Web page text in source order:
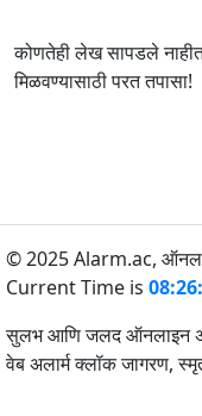
कोणतेही लेख सापडले
मिळवण्यासाठी परत तपासा!
© 2025 Alarm.ac,
Current Time is
सुलभ आणि जलद ऑनलाइन
वेब अलार्म क्लॉक जागरण,